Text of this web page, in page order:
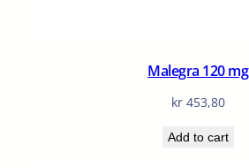
Malegra 120 mg
kr453,80
Add to cart